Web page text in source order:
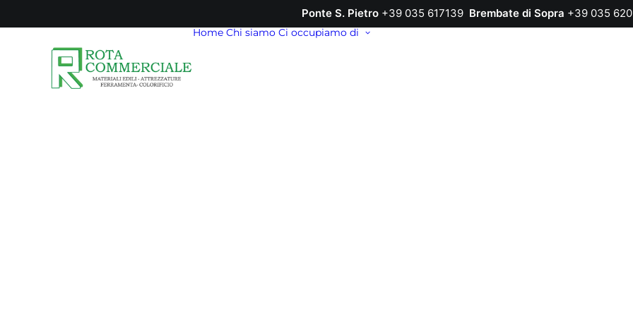
Ponte S. Pietro +39 035 617139 Brembate di Sopra +39 035
Home Chi siamo Ci occupiamo di